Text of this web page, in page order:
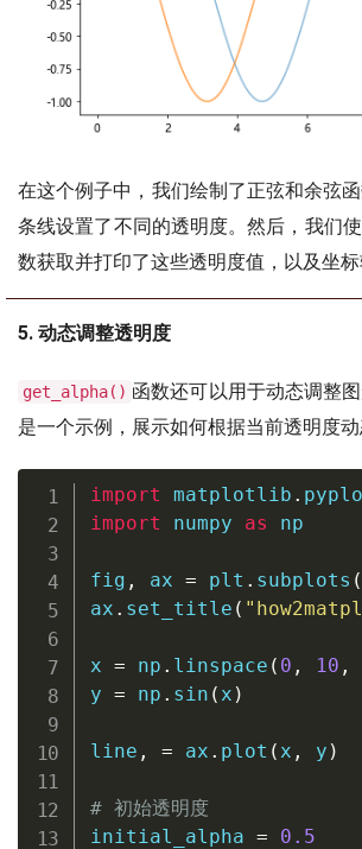
在这个例子中，我们绘制了正弦和余弦
条线设置了不同的透明度。然后，我们
数获取并打印了这些透明度值，以及坐标
5. 动态调整透明度
get_alpha() 函数还可以用于动态调整
是一个示例，展示如何根据当前透明度动
import matplotlib .
import numpy as np
fig , ax = plt . subplots (
ax . set_title (
x = np . linspace ( 0 , 10 ,
y = np . sin ( x )
line , = ax . plot ( x , y )
# 初始透明度
initial_alpha =
0.5